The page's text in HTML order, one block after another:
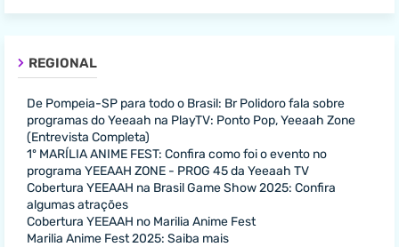
REGIONAL
De Pompeia-SP para todo o Brasil: Br Polidoro fala sobre
programas do Yeeaah na PlayTV: Ponto Pop, Yeeaah Zone
(Entrevista Completa)
1º MARÍLIA ANIME FEST: Confira como foi o evento no
programa YEEAAH ZONE - PROG 45 da Yeeaah TV
Cobertura YEEAAH na Brasil Game Show 2025: Confira
algumas atrações
Cobertura YEEAAH no Marilia Anime Fest
Marilia Anime Fest 2025: Saiba mais